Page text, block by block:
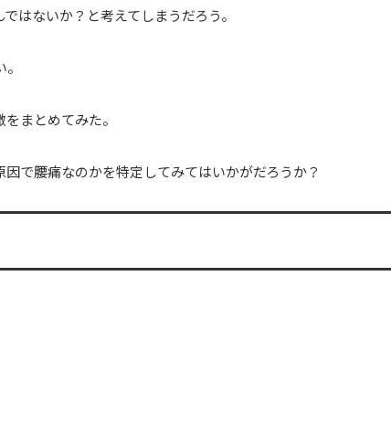
はないか？と考えてしまうだろう。
まとめてみた。
で腰痛なのかを特定してみてはいかがだろうか？